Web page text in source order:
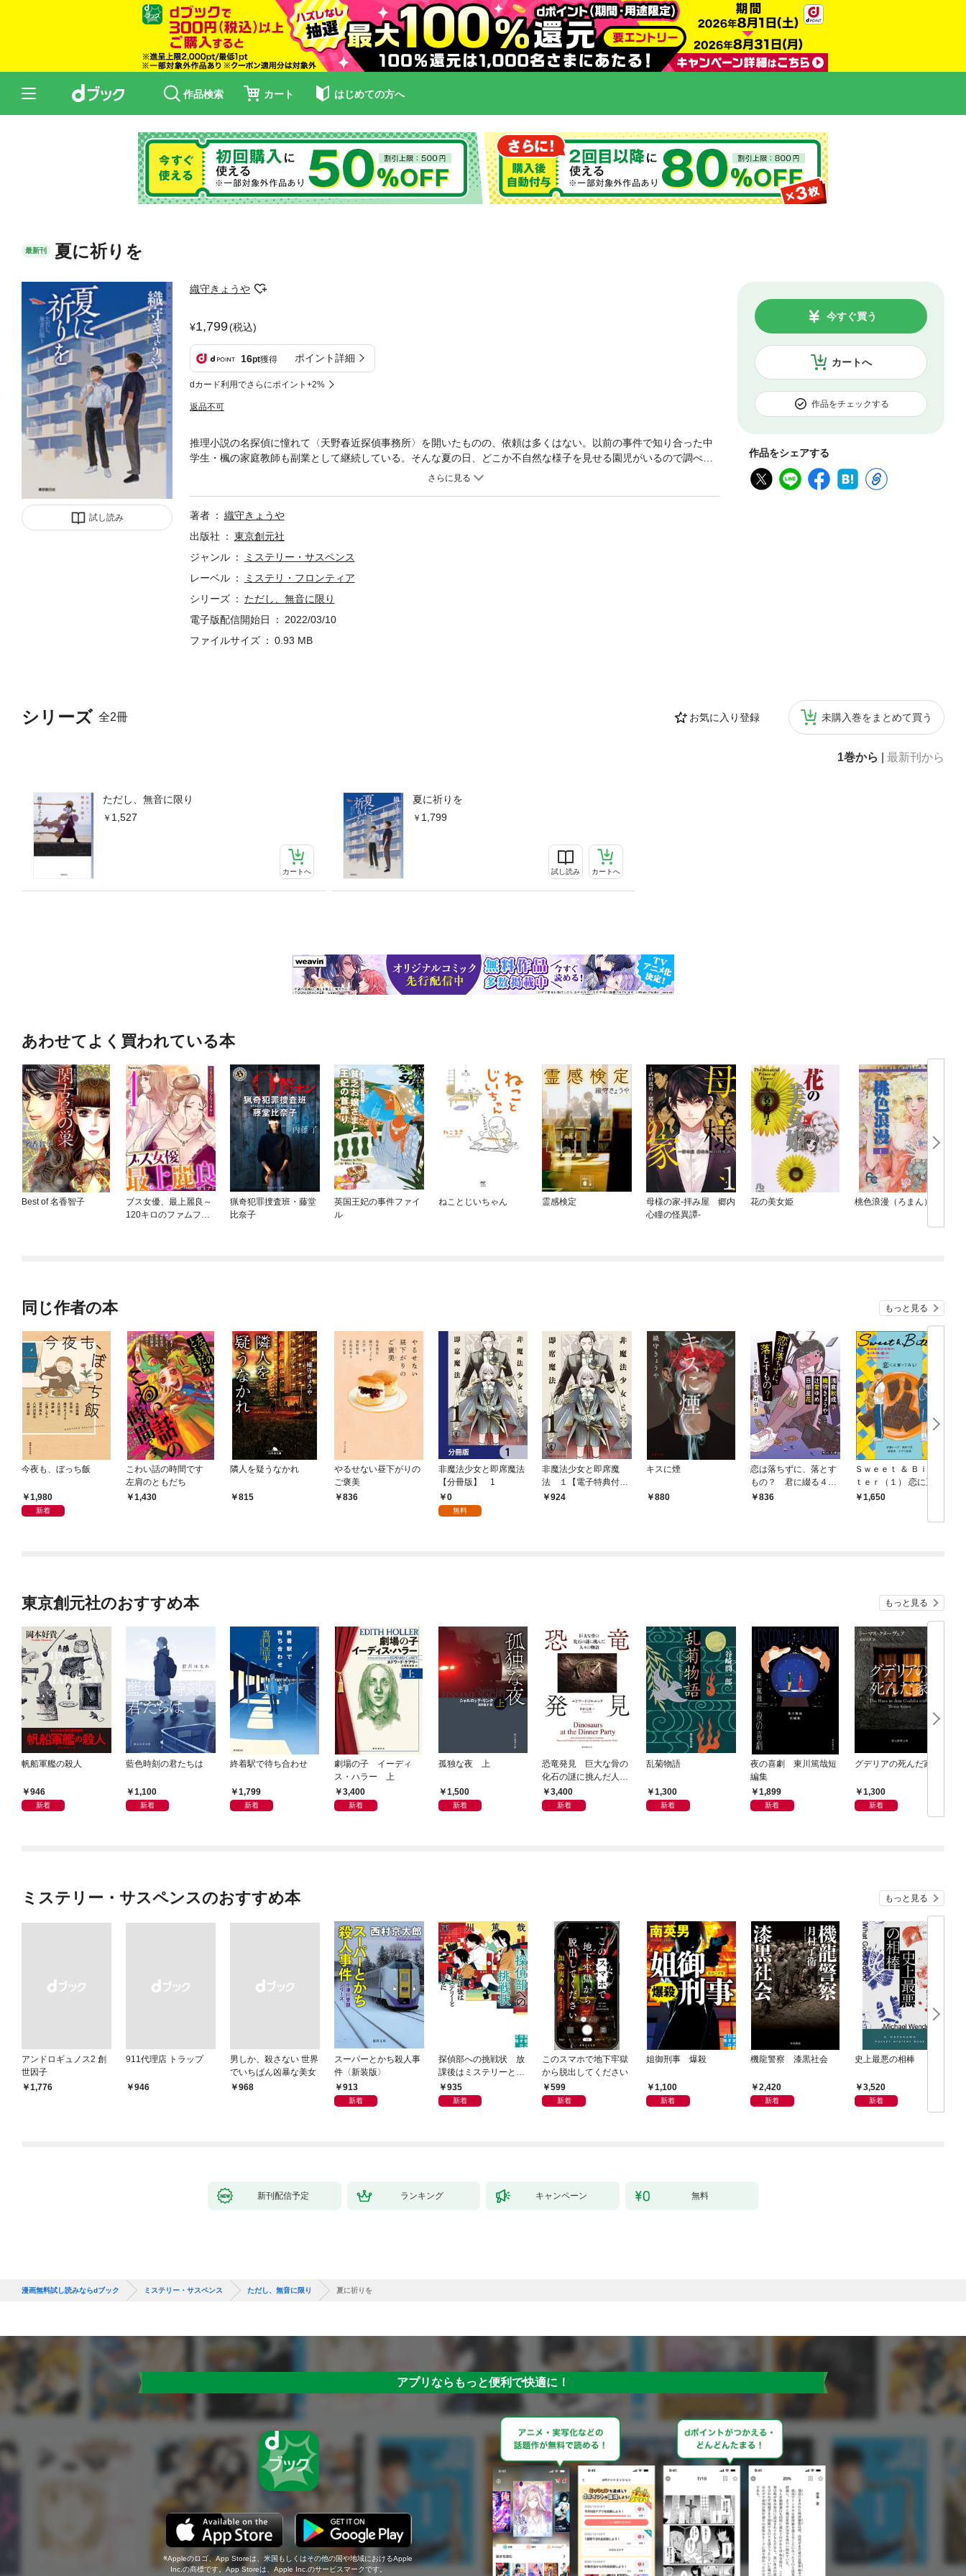
作品検索 カート はじめての方へ
最新刊 夏に祈りを
試し読み
織守きょうや
1,799(税込)
16pt獲得 ポイント詳細
dカード利用でさらにポイント+2%
返品不可
カートへ
今すぐ買う
作品をチェックする
作品をシェアする
シリーズ 全2冊 お気に入り登録 未購入巻をまとめて買う
1巻から 最新刊から
ただし、無音に限り
1,527
カートへ
夏に祈りを
1,799
試し読み カートへ
推理小説の名探偵に憧れて〈天野春近探偵事務所〉を開いたものの、依頼は多くはない。以前の事件で知り合った中
学生・楓の家庭教師も副業として継続している。そんな夏の日、どこか不自然な様子を見せる園児がいるので調べて
ほしいと、保育園の園長から相談を受けた。表立って不審な点は見られないが、長年子どもたちに接してきた園長の
し、無音に限り』に続く、“霊の記憶が視える”私立探偵・天野春近の調査ファイル。
著者
織守きょうや
出版社
東京創元社
ジャンル
ミステリー・サスペンス
レーベル
ミステリ・フロンティア
シリーズ
ただし、無音に限り
電子版配信開始日
2022/03/10
ファイルサイズ
0.93 MB
あわせてよく買われている本
Best of 名香智子
ブス女優、最上麗良～
120キロのファムファ
猟奇犯罪捜査班・藤堂
比奈子
英国王妃の事件ファイ
ル
ねことじいちゃん 霊感検定
母様の家‐拝み屋 郷内
心瞳の怪異譚‐
花の美女姫 桃色浪漫（ろまん）
同じ作者の本 もっと見る
今夜も、ぼっち飯
1,980
新着
こわい話の時間です
左肩のともだち
1,430
隣人を疑うなかれ
815
やるせない昼下がりの
ご褒美
836
非魔法少女と即席魔法
【分冊版】 1
0
無料
非魔法少女と即席魔
法 １【電子特典付
き】924
キスに煙
880
恋は落ちずに、落とす
もの？ 君に綴る４つ
の駆け引き
836
Ｓｗｅｅｔ ＆ Ｂｉｔ
ｔｅｒ（１） 恋に正解
ってある？
1,650
東京創元社のおすすめ本 もっと見る
帆船軍艦の殺人
946
新着
藍色時刻の君たちは
1,100
新着
終着駅で待ち合わせ
1,799
新着
劇場の子 イーディ
ス・ハラー 上
3,400
新着
孤独な夜 上
1,500
新着
恐竜発見 巨大な骨の
化石の謎に挑んだ人々
の物語
3,400
新着
乱菊物語
1,300
新着
夜の喜劇 東川篤哉短
編集
1,899
新着
グデリアの死んだ家
1,300
新着
ミステリー・サスペンスのおすすめ本 もっと見る
アンドロギュノス2 創
世因子
￥1,776
911代理店 トラップ
￥946
男しか、殺さない 世界
でいちばん凶暴な美女
￥968
スーパーとかち殺人事
件〈新装版〉
913
新着
探偵部への挑戦状 放
課後はミステリーとと
もに 新装版
935
新着
このスマホで地下牢獄
から脱出してください
599
新着
姐御刑事 爆殺
1,100
新着
機龍警察 漆黒社会
2,420
新着
史上最悪の相棒
3,520
新着
新刊配信予定 ランキング キャンペーン 無料
漫画無料試し読みならdブック ミステリー・サスペンス ただし、無音に限り 夏に祈りを
アプリならもっと便利で快適に！
Appleのロゴ、App Storeは、米国もしくはその他の国や地域におけるApple
Inc.の商標です。App Storeは、Apple Inc.のサービスマークです。